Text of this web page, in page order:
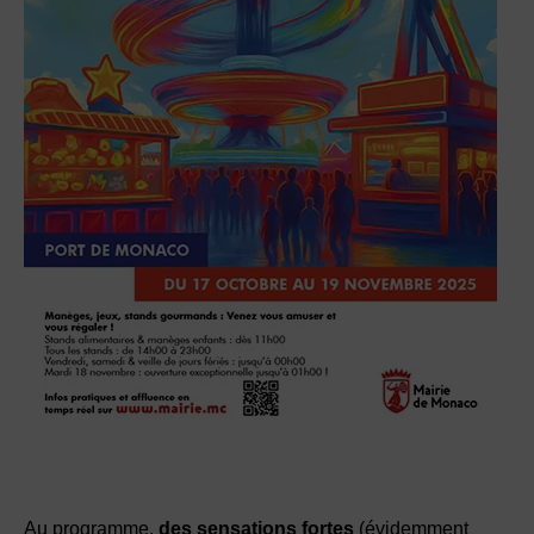
Au programme, des sensations fortes (évidemment